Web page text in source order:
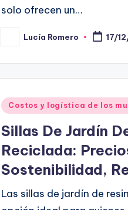
solo ofrecen un…
Posted
by
Lucía Romero 17/
Posted
Costos y logística de los
Sillas De Jardín
Reciclada:
Sostenibilidad,
Las sillas de jardín de